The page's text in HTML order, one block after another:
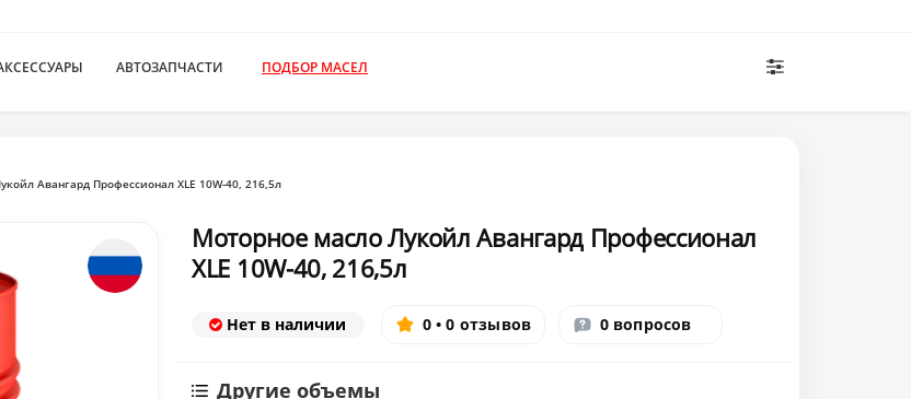
АВТОЗАПЧАСТИ ПОДБОР МАСЕЛ
Авангард Профессионал XLE 10W-40, 216,5л
Моторное масло Лукойл Авангард Профессионал
XLE 10W-40, 216,5л
Нет в наличии 0 • 0 отзывов 0 вопросов
Другие объемы